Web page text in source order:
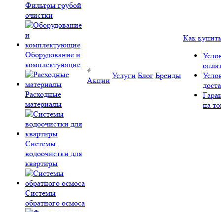
Фильтры грубой
очистки
Оборудование и
комплектующие
Расходные
материалы
Системы
водоочистки для
квартиры
Системы
обратного осмоса
Акции
Услуги Блог Бренды
Как купить
на